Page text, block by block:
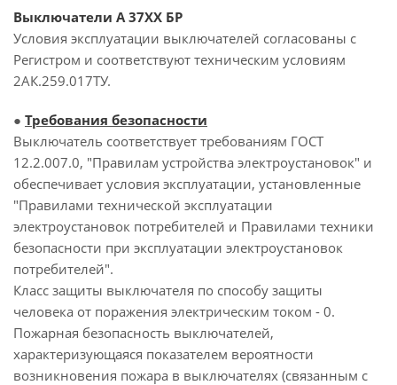
Выключатели А 37ХХ БР
Условия эксплуатации выключателей согласованы с
Регистром и соответствуют техническим условиям
2АК.259.017ТУ.
● Требования безопасности
Выключатель соответствует требованиям ГОСТ
12.2.007.0, "Правилам устройства электроустановок" и
обеспечивает условия эксплуатации, установленные
"Правилами технической эксплуатации
электроустановок потребителей и Правилами техники
безопасности при эксплуатации электроустановок
потребителей".
Класс защиты выключателя по способу защиты
человека от поражения электрическим током - 0.
Пожарная безопасность выключателей,
характеризующаяся показателем вероятности
возникновения пожара в выключателях (связанным с